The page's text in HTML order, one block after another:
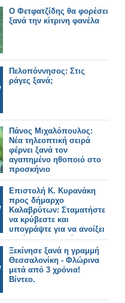
Ο Φετφατζίδης θα φορέσει
ξανά την κίτρινη φανέλα
Πελοπόννησος: Στις
ράγες ξανά;
Πάνος Μιχαλόπουλος:
Νέα τηλεοπτική σειρά
φέρνει ξανά τον
αγαπημένο ηθοποιό στο
προσκήνιο
Επιστολή Κ. Κυρανάκη
προς δήμαρχο
Καλαβρύτων: Σταματήστε
να κρύβεστε και
υπογράψτε για να ανοίξει
ξανά ο Οδοντωτός.
Ξεκίνησε ξανά η γραμμή
Θεσσαλονίκη - Φλώρινα
μετά από 3 χρόνια!
Βίντεο.